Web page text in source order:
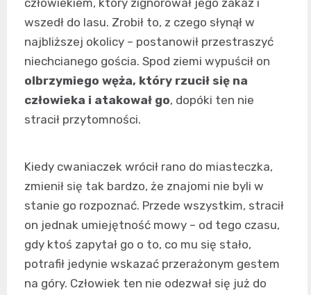
człowiekiem, który zignorował jego zakaz i
wszedł do lasu. Zrobił to, z czego słynął w
najbliższej okolicy – postanowił przestraszyć
niechcianego gościa. Spod ziemi wypuścił on
olbrzymiego węża, który rzucił się na
człowieka i atakował go, dopóki ten nie
stracił przytomności.
Kiedy cwaniaczek wrócił rano do miasteczka,
zmienił się tak bardzo, że znajomi nie byli w
stanie go rozpoznać. Przede wszystkim, stracił
on jednak umiejętność mowy – od tego czasu,
gdy ktoś zapytał go o to, co mu się stało,
potrafił jedynie wskazać przerażonym gestem
na góry. Człowiek ten nie odezwał się już do